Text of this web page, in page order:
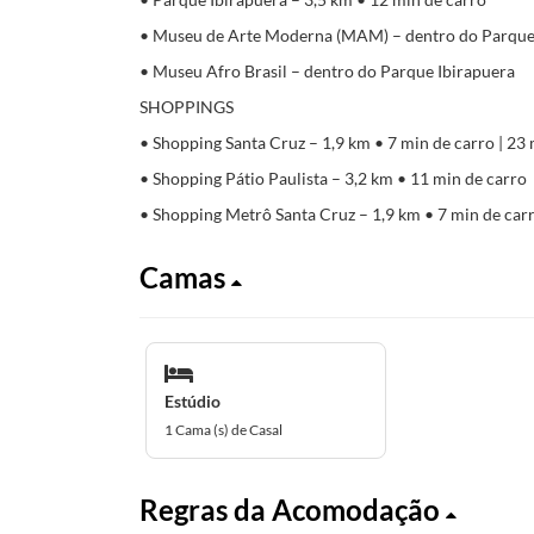
• Museu de Arte Moderna (MAM) – dentro do
• Museu Afro Brasil – dentro do Parque Ibirapuera
SHOPPINGS
• Shopping Santa Cruz – 1,9 km • 7 min de carro | 23
• Shopping Pátio Paulista – 3,2 km • 11 min de carro
• Shopping Metrô Santa Cruz – 1,9 km • 7 min de
Camas
Estúdio
1 Cama (s) de Casal
Regras da Acomodação